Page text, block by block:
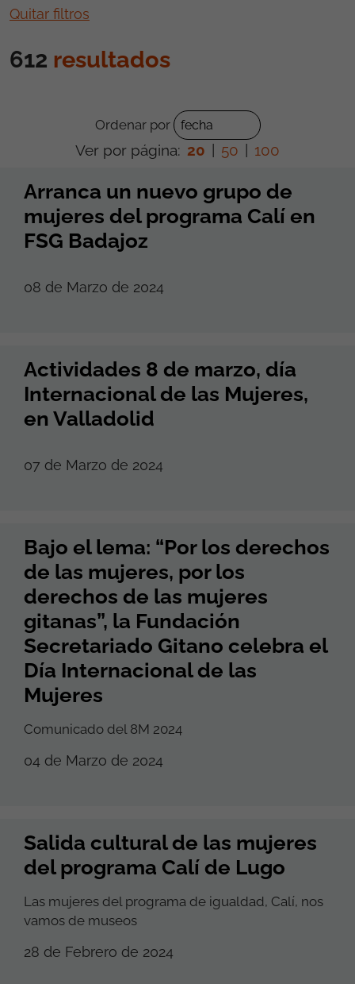
Quitar filtros
612 resultados
Ordenar por
Ver por página: 20 50 100
Arranca un nuevo grupo de
mujeres del programa Calí en
FSG Badajoz
08 de Marzo de 2024
Actividades 8 de marzo, día
Internacional de las Mujeres,
en Valladolid
07 de Marzo de 2024
Bajo el lema: “Por los derechos
de las mujeres, por los
derechos de las mujeres
gitanas”, la Fundación
Secretariado Gitano celebra el
Día Internacional de las
Mujeres
Comunicado del 8M 2024
04 de Marzo de 2024
Salida cultural de las mujeres
del programa Calí de Lugo
Las mujeres del programa de igualdad, Calí, nos
vamos de museos
28 de Febrero de 2024